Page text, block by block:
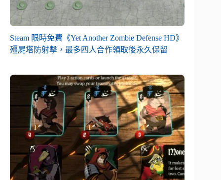
Steam 限時免費《Yet Another Zombie Defense HD》
殭屍塔防射擊，最多四人合作領取後永久保留